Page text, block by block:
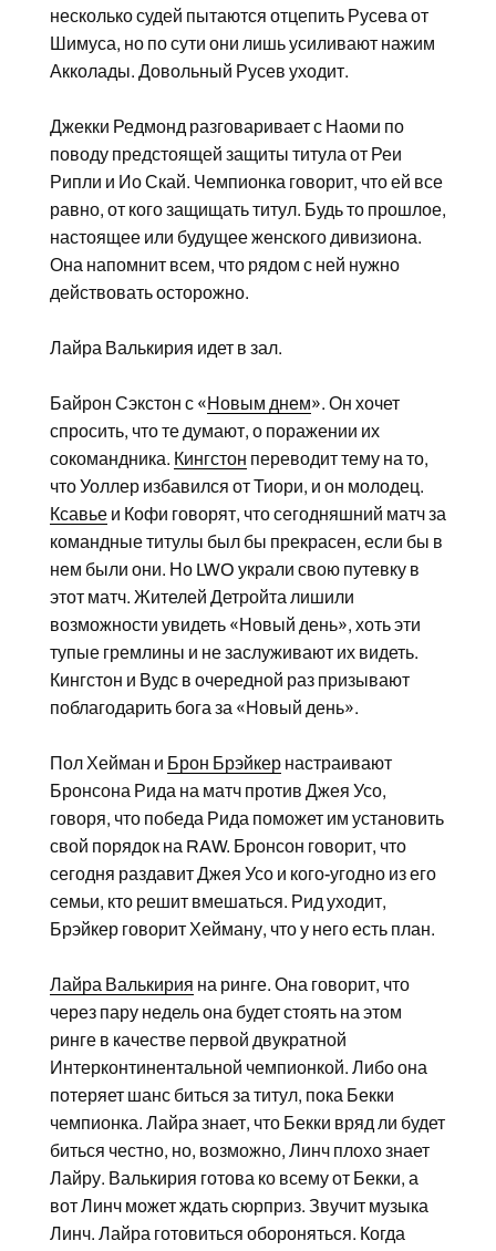
несколько судей пытаются отцепить Русева от
Шимуса, но по сути они лишь усиливают нажим
Акколады. Довольный Русев уходит.
Джекки Редмонд разговаривает с Наоми по
поводу предстоящей защиты титула от Реи
Рипли и Ио Скай. Чемпионка говорит, что ей все
равно, от кого защищать титул. Будь то прошлое,
настоящее или будущее женского дивизиона.
Она напомнит всем, что рядом с ней нужно
действовать осторожно.
Лайра Валькирия идет в зал.
Байрон Сэкстон с «Новым днем». Он хочет
спросить, что те думают, о поражении их
сокомандника. Кингстон переводит тему на то,
что Уоллер избавился от Тиори, и он молодец.
Ксавьеи Кофи говорят, что сегодняшний матч за
командные титулы был бы прекрасен, если бы в
нем были они. Но LWO украли свою путевку в
этот матч. Жителей Детройта лишили
возможности увидеть «Новый день», хоть эти
тупые гремлины и не заслуживают их видеть.
Кингстон и Вудс в очередной раз призывают
поблагодарить бога за «Новый день».
Пол Хейман и Брон Брэйкернастраивают
Бронсона Рида на матч против Джея Усо,
говоря, что победа Рида поможет им установить
свой порядок на RAW. Бронсон говорит, что
сегодня раздавит Джея Усо и кого-угодно из его
семьи, кто решит вмешаться. Рид уходит,
Брэйкер говорит Хейману, что у него есть план.
Лайра Валькирия на ринге. Она говорит, что
через пару недель она будет стоять на этом
ринге в качестве первой двукратной
Интерконтинентальной чемпионкой. Либо она
потеряет шанс биться за титул, пока Бекки
чемпионка. Лайра знает, что Бекки вряд ли будет
биться честно, но, возможно, Линч плохо знает
Лайру. Валькирия готова ко всему от Бекки, а
вот Линч может ждать сюрприз. Звучит музыка
Линч. Лайра готовиться обороняться. Когда